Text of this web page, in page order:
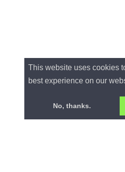
This website uses cookies
best experience on our
No, thanks.